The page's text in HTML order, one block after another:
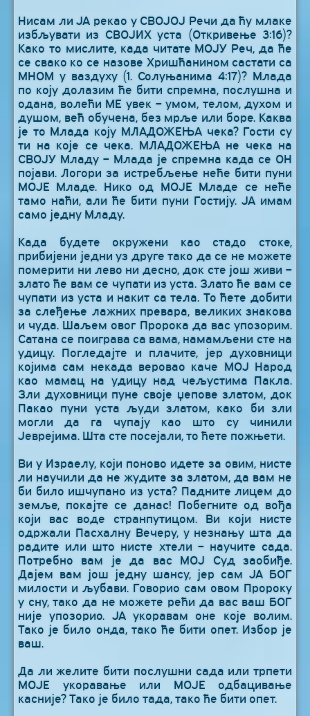
Нисам ли ЈА рекао у СВОЈОЈ Речи да ћу млаке
избљувати из СВОЈИХ уста (Откривење 3:16)?
Како то мислите, када читате МОЈУ Реч, да ће
се свако ко се назове Хришћанином састати са
МНОМ у ваздуху (1. Солуњанима 4:17)? Млада
по коју долазим ће бити спремна, послушна и
одана, волећи МЕ увек – умом, телом, духом и
душом, већ обучена, без мрље или боре. Каква
је то Млада коју МЛАДОЖЕЊА чека? Гости су
ти на које се чека. МЛАДОЖЕЊА не чека на
СВОЈУ Младу – Млада је спремна када се ОН
појави. Логори за истребљење неће бити пуни
МОЈЕ Младе. Нико од МОЈЕ Младе се неће
тамо наћи, али ће бити пуни Гостију. ЈА имам
само једну Младу.
Када будете окружени као стадо стоке,
прибијени једни уз друге тако да се не можете
померити ни лево ни десно, док сте још живи –
злато ће вам се чупати из уста. Злато ће вам се
чупати из уста и накит са тела. То ћете добити
за слеђење лажних превара, великих знакова
и чуда. Шаљем овог Пророка да вас упозорим.
Сатана се поиграва са вама, намамљени сте на
удицу. Погледајте и плачите, јер духовници
којима сам некада веровао каче МОЈ Народ
као мамац на удицу над чељустима Пакла.
Зли духовници пуне своје џепове златом, док
Пакао пуни уста људи златом, како би зли
могли да га чупају као што су чинили
Јеврејима. Шта сте посејали, то ћете пожњети.
Ви у Израелу, који поново идете за овим, нисте
ли научили да не жудите за златом, да вам не
би било ишчупано из уста? Падните лицем до
земље, покајте се данас! Побегните од вођа
који вас воде странпутицом. Ви који нисте
одржали Пасхалну Вечеру, у незнању шта да
радите или што нисте хтели – научите сада.
Потребно вам је да вас МОЈ Суд заобиђе.
Дајем вам још једну шансу, јер сам ЈА БОГ
милости и љубави. Говорио сам овом Пророку
у сну, тако да не можете рећи да вас ваш БОГ
није упозорио. ЈА укоравам оне које волим.
Тако је било онда, тако ће бити опет. Избор је
ваш.
Да ли желите бити послушни сада или трпети
МОЈЕ укоравање или МОЈЕ одбацивање
касније? Тако је било тада, тако ће бити опет.